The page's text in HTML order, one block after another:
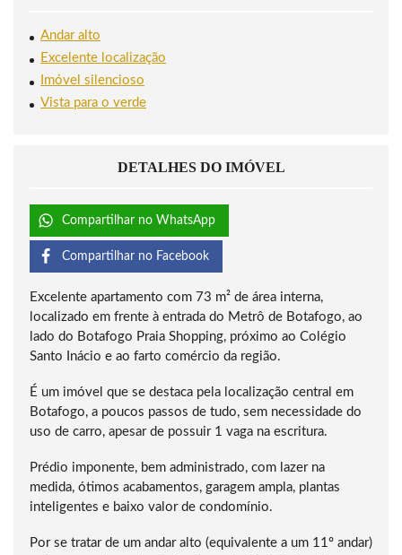
Andar alto
Excelente localização
Imóvel silencioso
Vista para o verde
DETALHES DO IMÓVEL
Compartilhar no WhatsApp
Compartilhar no Facebook
Excelente apartamento com 73 m² de área interna,
localizado em frente à entrada do Metrô de Botafogo, ao
lado do Botafogo Praia Shopping, próximo ao Colégio
Santo Inácio e ao farto comércio da região.
É um imóvel que se destaca pela localização central em
Botafogo, a poucos passos de tudo, sem necessidade do
uso de carro, apesar de possuir 1 vaga na escritura.
Prédio imponente, bem administrado, com lazer na
medida, ótimos acabamentos, garagem ampla, plantas
inteligentes e baixo valor de condomínio.
Por se tratar de um andar alto (equivalente a um 11º andar)